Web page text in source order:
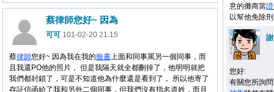
意的攤商當
以幫他免除
您好:
有關您所詢
蔡律師您好~ 因為
可可 101-02-20 21:15
蔡律師您好~ 因為我在我的臉書上面和同事罵另一個同事，而
且我還PO他的照片， 但是我隔天就全都刪掉了，他明明就把
我們都封鎖了，可是不知道他為什麼還是看到了， 所以他寄了
存証信函給了我和另外二個同事，但我們沒有指名道姓，而且